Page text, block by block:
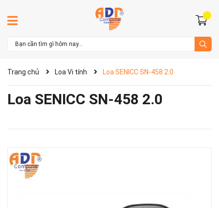
Trang chủ Loa Vi tính Loa SENICC SN-458 2.0
Loa SENICC SN-458 2.0